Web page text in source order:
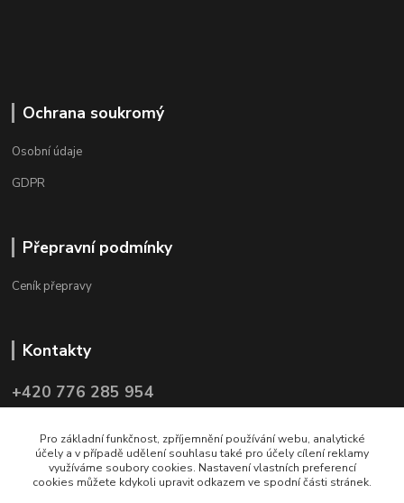
Ochrana soukromý
Osobní údaje
GDPR
Přepravní podmínky
Ceník přepravy
Kontakty
+420 776 285 954
Pro základní funkčnost, zpříjemnění používání webu, analytické
účely a v případě udělení souhlasu také pro účely cílení reklamy
využíváme soubory cookies. Nastavení vlastních preferencí
cookies můžete kdykoli upravit odkazem ve spodní části stránek.